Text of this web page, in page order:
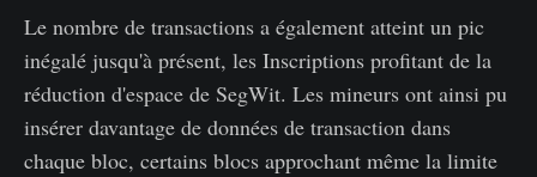
Le nombre de transactions a également atteint un pic
inégalé jusqu'à présent, les Inscriptions profitant de la
réduction d'espace de SegWit. Les mineurs ont ainsi pu
insérer davantage de données de transaction dans
chaque bloc, certains blocs approchant même la limite